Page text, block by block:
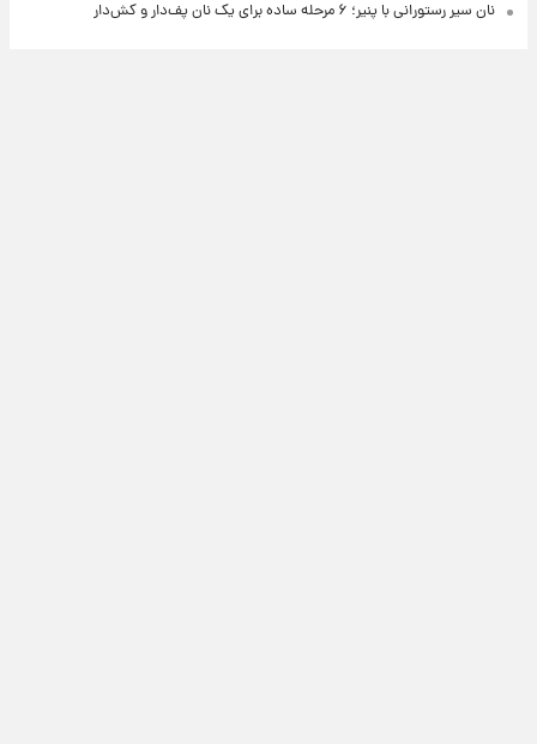
نان سیر رستورانی با پنیر؛ ۶ مرحله ساده برای یک نان پف‌دار و کش‌دار